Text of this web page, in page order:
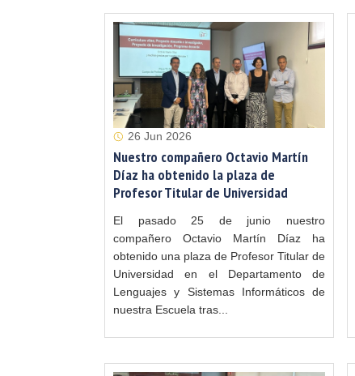
26 Jun 2026
Nuestro compañero Octavio Martín
Díaz ha obtenido la plaza de
Profesor Titular de Universidad
El pasado 25 de junio nuestro
compañero Octavio Martín Díaz ha
obtenido una plaza de Profesor Titular de
Universidad en el Departamento de
Lenguajes y Sistemas Informáticos de
nuestra Escuela tras...